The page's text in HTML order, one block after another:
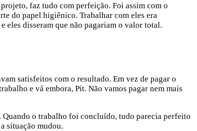
faz tudo com perfeição. Foi assim com o
do papel higiênico. Trabalhar com eles era
eles disseram que não pagariam o valor total.
satisfeitos com o resultado. Em vez de pagar o
e vá embora, Pit. Não vamos pagar nem mais
Quando o trabalho foi concluído, tudo parecia perfeito
situação mudou.